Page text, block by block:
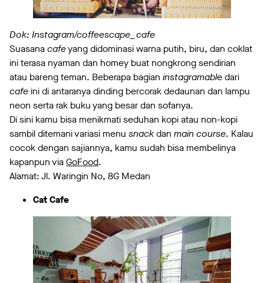
Dok: Instagram/coffeescape_cafe
Suasanacafeyang didominasi warna putih, biru, dan coklat
ini terasa nyaman dan homey buat nongkrong sendirian
atau bareng teman. Beberapa bagian instagramable dari
cafe ini di antaranya dinding bercorak dedaunan dan lampu
neon serta rak buku yang besar dan sofanya.
Di sini kamu bisa menikmati seduhan kopi atau non-kopi
sambil ditemani variasi menu snackdan main course. Kalau
cocok dengan sajiannya, kamu sudah bisa membelinya
kapanpun viaGoFood.
Alamat: Jl. Waringin No, 8G Medan
Cat Cafe